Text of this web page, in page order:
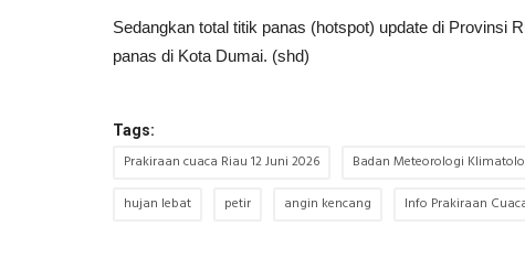
Sedangkan total titik panas (hotspot) update di Provinsi
panas di Kota Dumai. (shd)
Tags:
Prakiraan cuaca Riau 12 Juni 2026 Badan Meteorologi
hujan lebat
petir angin kencang Info Prakiraan